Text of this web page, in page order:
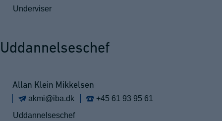
Underviser
Uddannelseschef
Allan Klein Mikkelsen
akmi@iba.dk
+45 61 93 95 61
Uddannelseschef